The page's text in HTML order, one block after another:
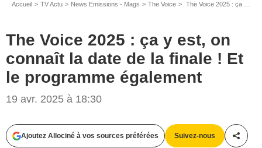
Accueil TV Actu News Emissions - Mags The Voice The Voice 2025 : ça y est, on connaît la date de la finale ! Et le programme également
The Voice 2025 : ça y est, on
connaît la date de la finale ! Et
le programme également
19 avr. 2025 à 18:30
Ajoutez Allociné à vos sources préférées Suivez-nous